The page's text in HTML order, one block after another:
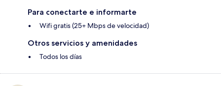
Para conectarte e informarte
Wifi gratis (25+ Mbps de velocidad)
Otros servicios y amenidades
Todos los días